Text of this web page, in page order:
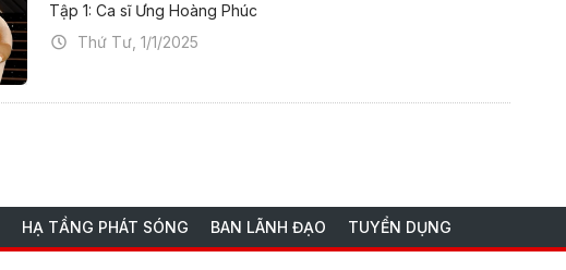
Tập 1: Ca sĩ Ưng Hoàng Phúc
Thứ Tư, 1/1/2025
HẠ TẦNG PHÁT SÓNG BAN LÃNH ĐẠO TUYỂN DỤNG